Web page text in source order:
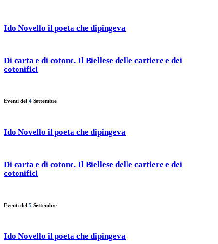
Ido Novello il poeta che dipingeva
Di carta e di cotone. Il Biellese delle cartiere e dei
cotonifici
Eventi del 4 Settembre
Ido Novello il poeta che dipingeva
Di carta e di cotone. Il Biellese delle cartiere e dei
cotonifici
Eventi del 5 Settembre
Ido Novello il poeta che dipingeva